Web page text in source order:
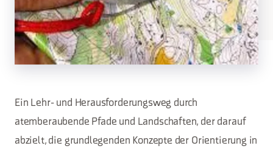
Ein Lehr- und Herausforderungsweg durch
atemberaubende Pfade und Landschaften, der darauf
abzielt, die grundlegenden Konzepte der Orientierung in